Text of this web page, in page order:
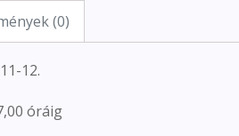
(0)
12.
óráig